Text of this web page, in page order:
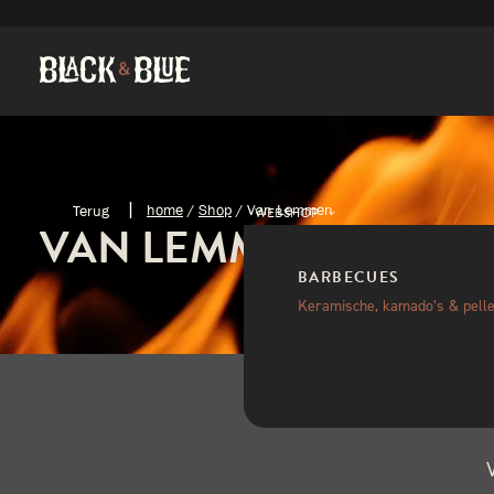
WEBSHOP
BARBECUES
Keramische, kamado’s &
home / Shop / Van Lemmen
VAN LEMMEN